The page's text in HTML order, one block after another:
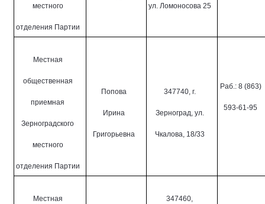
местного
отделения Партии
ул. Ломоносова 25
Местная
общественная
приемная
Зерноградского
местного
отделения Партии
Попова
Ирина
Григорьевна
347740, г.
Зерноград, ул.
Чкалова, 18/33
Раб.: 8 (863)
593-61-95
Местная 347460,